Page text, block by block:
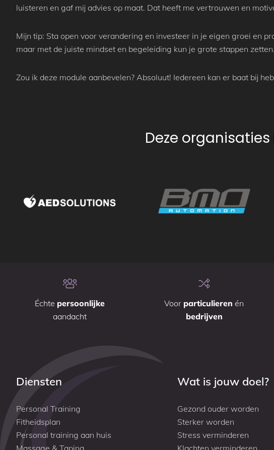
luisteren en gaf mij advies op maat. Dat heeft me vertrouwen en
Mijn tip: Sta open voor verandering en investeer in je eigen groei en
maar met de juiste mindset en begeleiding kun je grote stappen zetten.
Zou ik deze module aanbevelen? Absoluut! Iedereen kan er baat bij
Deze
Échte persoonlijke
aandacht
Voor particulieren én
bedrijven
Diensten
Personal Training
Fitheidsplan
Personal training aan huis
Wat is jouw doel?
Gezond ouder worden
Sterker worden
Stress verminderen